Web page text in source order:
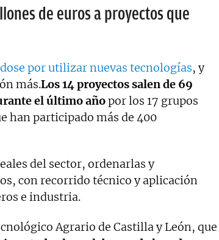
de euros a proyectos que
por utilizar nuevas tecnologías, y
más.Los 14 proyectos salen de 69
el último añopor los 17 grupos
han participado más de 400
del sector, ordenarlas y
con recorrido técnico y aplicación
e industria.
Agrario de Castilla y León, que